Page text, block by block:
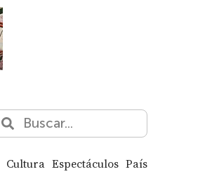
Cultura Espectáculos País